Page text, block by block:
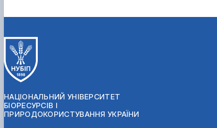
НАЦІОНАЛЬНИЙ УНІВЕРСИТЕТ
БІОРЕСУРСІВ І
ПРИРОДОКОРИСТУВАННЯ УКРАЇНИ